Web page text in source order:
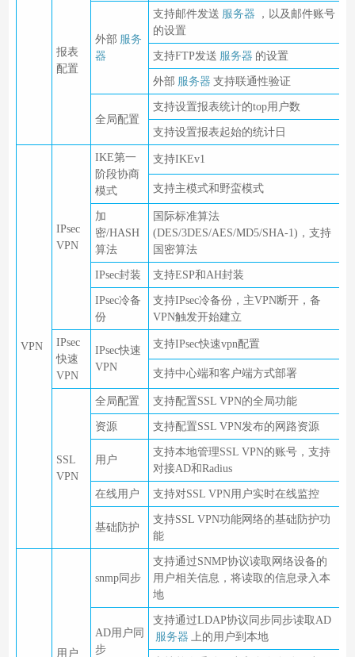
报表
配置
外部 服务
器
支持邮件发送 服务器
，以及邮件账号
的设置
支持FTP发送 服务器 的设置
外部 服务器 支持联通性验证
全局配置
支持设置报表统计的top用户数
支持设置报表起始的统计日
VPN
IPsec
VPN
IKE第一
阶段协商
模式
支持IKEv1
支持主模式和野蛮模式
加
密/HASH
算法
国际标准算法
(DES/3DES/AES/MD5/SHA-1)，支持
国密算法
IPsec封装 支持ESP和AH封装
IPsec冷备
份
支持IPsec冷备份，主VPN断开，备
VPN触发开始建立
IPsec
快速
VPN
IPsec快速
VPN
支持IPsec快速vpn配置
支持中心端和客户端方式部署
SSL
VPN
全局配置 支持配置SSL VPN的全局功能
资源 支持配置SSL VPN发布的网路资源
用户
支持本地管理SSL VPN的账号，支持
对接AD和Radius
在线用户 支持对SSL VPN用户实时在线监控
基础防护
支持SSL VPN功能网络的基础防护功
能
用户
snmp同步
支持通过SNMP协议读取网络设备的
用户相关信息，将读取的信息录入本
地
AD用户同
步
支持通过LDAP协议同步同步读取AD
服务器 上的用户到本地